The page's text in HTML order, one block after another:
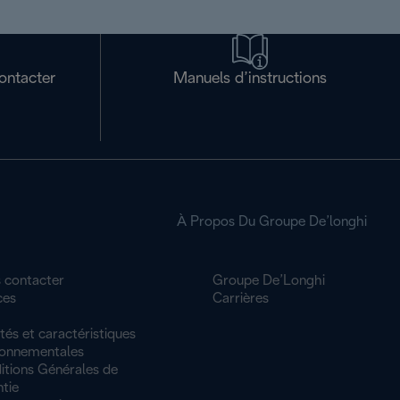
Manuels d’instructions
contacter
et caractéristiques
Générales de
À Propos Du Groupe De’longhi
Groupe De’Longhi
Carrières